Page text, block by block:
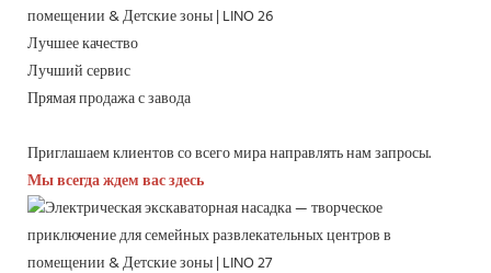
Лучшее качество
Лучший сервис
Прямая продажа с завода
Приглашаем клиентов со всего мира направлять нам запросы.
Мы всегда ждем вас здесь